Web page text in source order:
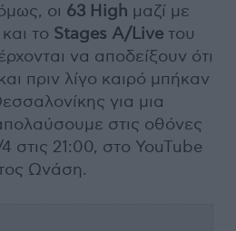
οι 63 High μαζί με
και το Stages A/Live του
να αποδείξουν ότι
πριν λίγο καιρό μπήκαν
για μια
στις οθόνες
στις 21:00, στο YouTube
Ωνάση.